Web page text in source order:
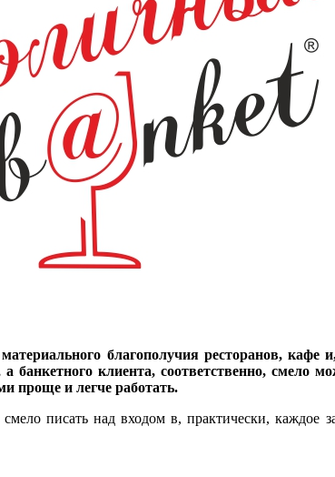
благополучия ресторанов,
а банкетного клиента, соответственно,
проще и легче работать.
писать над входом в, практически, каждое